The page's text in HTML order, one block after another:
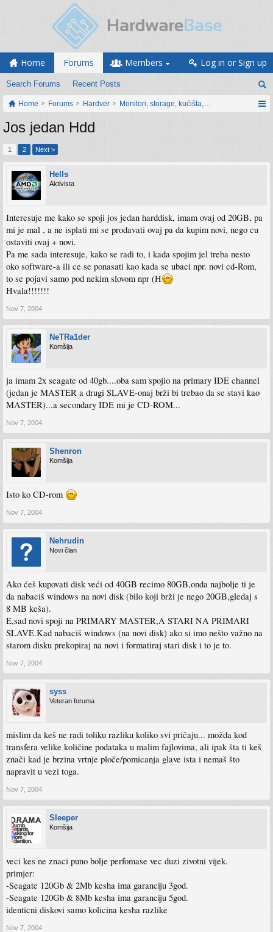
Home Forums
Search Forums Recent Posts
Members Log in or Sign up
Home Forums Hardver Monitori, storage, kućišta, periferija
Jos jedan Hdd
1 2 Next >
Hells
Aktivista
Interesuje me kako se spoji jos jedan harddisk, imam ovaj od 20GB, pa
mi je mal , a ne isplati mi se prodavati ovaj pa da kupim novi, nego cu
ostaviti ovaj + novi.
Pa me sada interesuje, kako se radi to, i kada spojim jel treba nesto
oko software-a ili ce se ponasati kao kada se ubaci npr. novi cd-Rom,
to se pojavi samo pod nekim slovom npr (H
Hvala!!!!!!!
Nov 7, 2004
NeTRa1der
Komšija
ja imam 2x seagate od 40gb....oba sam spojio na primary IDE channel
(jedan je MASTER a drugi SLAVE-onaj brži bi trebao da se stavi kao
MASTER)...a secondary IDE mi je CD-ROM...
Nov 7, 2004
Shenron
Komšija
Isto ko CD-rom
Nov 7, 2004
Nehrudin
Novi član
Ako ćeš kupovati disk veći od 40GB recimo 80GB,onda najbolje ti je
da nabaciš windows na novi disk (bilo koji brži je nego 20GB,gledaj s
8 MB keša).
E,sad novi spoji na PRIMARY MASTER,A STARI NA PRIMARI
SLAVE.Kad nabaciš windows (na novi disk) ako si imo nešto važno na
starom disku prekopiraj na novi i formatiraj stari disk i to je to.
Nov 7, 2004
syss
Veteran foruma
mislim da keš ne radi toliku razliku koliko svi pričaju... možda kod
transfera velike količine podataka u malim fajlovima, ali ipak šta ti keš
znači kad je brzina vrtnje ploče/pomicanja glave ista i nemaš što
napravit u vezi toga.
Nov 7, 2004
Sleeper
Komšija
veci kes ne znaci puno bolje perfomase vec duzi zivotni vijek.
primjer:
-Seagate 120Gb & 2Mb kesha ima garanciju 3god.
-Seagate 120Gb & 8Mb kesha ima garanciju 5god.
identicni diskovi samo kolicina kesha razlike
Nov 7, 2004